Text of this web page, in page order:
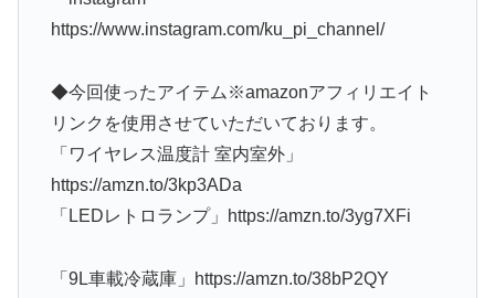
https://www.instagram.com/ku_pi_channel/
◆今回使ったアイテム※amazonアフィリエイト
リンクを使用させていただいております。
「ワイヤレス温度計 室内室外」
https://amzn.to/3kp3ADa
「LEDレトロランプ」https://amzn.to/3yg7XFi
「9L車載冷蔵庫」https://amzn.to/38bP2QY